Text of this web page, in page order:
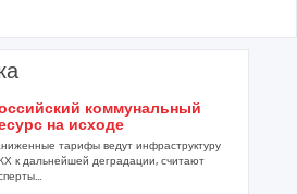
коммунальный
на исходе
тарифы ведут инфраструктуру
к дальнейшей деградации, считают